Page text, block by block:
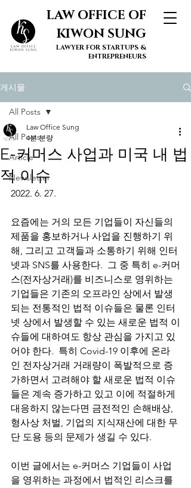
LAW OFFICE OF
KIWON SUNG
LAWYER FOR STARTUPS &
ENTREPRENEURS
게시물
All Posts
Article
Newsletter
All Posts
E-커머스 사업과 미국 내 법
적 이슈
Law Office Sung
4분 분량
2022. 6. 27.
요즘에는 거의 모든 기업들이 자신들의
제품을 홍보하거나 사업을 진행하기 위
해, 그리고 고객들과 소통하기 위해 인터
넷과 SNS를 사용한다.  그 중 특히 e-커머
스(전자상거래)를 비즈니스로 영위하는
기업들은 기존의 오프라인 상에서 발생
되는 전통적인 법적 이슈들은 물론 인터
넷 상에서 발생할 수 있는 새로운 법적 이
슈들에 대하여도 항상 관심을 가지고 있
어야 한다.  특히 Covid-19 이후에 온라
인 전자상거래 거래량이 폭발적으로 증
가하면서 고려해야 할 새로운 법적 이슈
들은 계속 증가하고 있고 이에 적절하게
대응하지 않는다면 금전적인 손해배상,
형사상 처벌, 기업의 지식재산에 대한 무
단 도용 등의 문제가 생길 수 있다.
이번 글에서는 e-커머스 기업들이 사업
을 영위하는 과정에서 법적인 리스크를